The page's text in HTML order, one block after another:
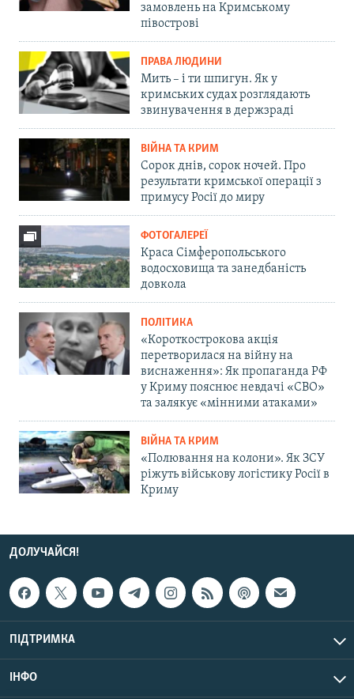
замовлень на Кримському
півострові
ПРАВА ЛЮДИНИ
Мить – і ти шпигун. Як у
кримських судах розглядають
звинувачення в держзраді
ВІЙНА ТА КРИМ
Сорок днів, сорок ночей. Про
результати кримської операції з
примусу Росії до миру
ФОТОГАЛЕРЕЇ
Краса Сімферопольського
водосховища та занедбаність
довкола
ПОЛІТИКА
«Короткострокова акція
перетворилася на війну на
виснаження»: Як пропаганда РФ
у Криму пояснює невдачі «СВО»
та залякує «мінними атаками»
ВІЙНА ТА КРИМ
«Полювання на колони». Як ЗСУ
ріжуть військову логістику Росії в
Криму
ДОЛУЧАЙСЯ!
ПІДТРИМКА
ІНФО